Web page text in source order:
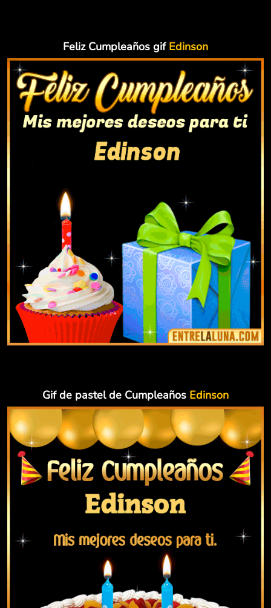
Feliz Cumpleaños gif Edinson
Gif de pastel de Cumpleaños Edinson